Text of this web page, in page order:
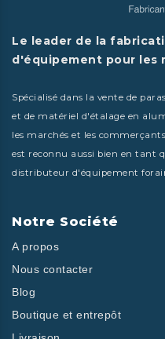
Le leader de la
d'équipement pour les
Spécialisé dans la vente de
et de matériel d'étalage en
les marchés et les
est reconnu aussi bien en tant
distributeur d'équipement
Notre Société
A propos
Nous contacter
Blog
Boutique et entrepôt